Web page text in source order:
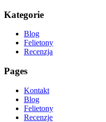
Kategorie
Blog
Felietony
Recenzja
Pages
Kontakt
Blog
Felietony
Recenzje